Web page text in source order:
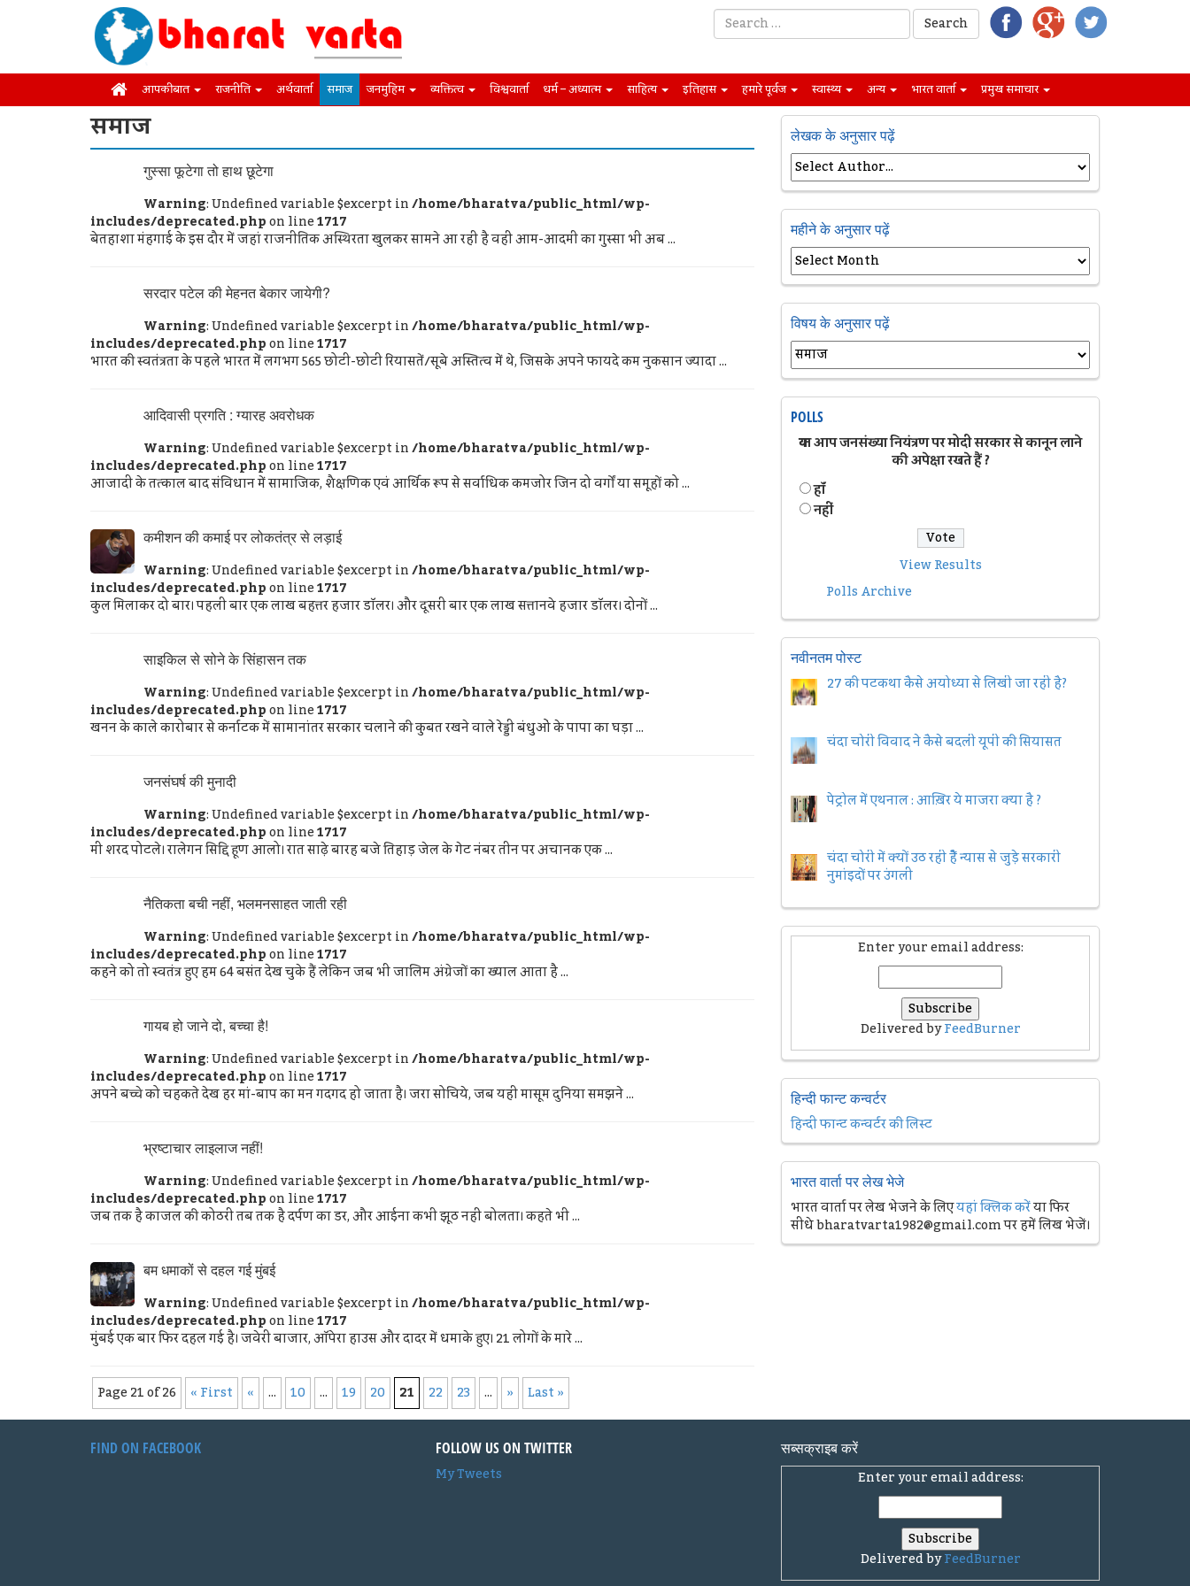
आपकी बात राजनीति अर्थवार्ता समाज जनमुहिम व्यक्तित्व विश्ववार्ता धर्म – अध्यात्म साहित्य इतिहास हमारे पूर्वज स्वास्थ्य अन्य भारत वार्ता प्रमुख समाचार
समाज
गुस्सा फूटेगा तो हाथ छूटेगा
Warning: Undefined variable $excerpt in/home/bharatva/public_html/wp-
includes/deprecated.phpon line1717
बेतहाशा मंहगाई के इस दौर में जहां राजनीतिक अस्थिरता खुलकर सामने आ रही है वहीं आम-आदमी का गुस्सा भी अब ...
सरदार पटेल की मेहनत बेकार जायेगी?
Warning: Undefined variable $excerpt in/home/bharatva/public_html/wp-
includes/deprecated.phpon line1717
भारत की स्वतंत्रता के पहले भारत में लगभग 565 छोटी-छोटी रियासतें/सूबे अस्तित्व में थे, जिसके अपने फायदे कम नुकसान ज्यादा ...
आदिवासी प्रगति : ग्यारह अवरोधक
Warning: Undefined variable $excerpt in/home/bharatva/public_html/wp-
includes/deprecated.phpon line1717
आजादी के तत्काल बाद संविधान में सामाजिक, शैक्षणिक एवं आर्थिक रूप से सर्वाधिक कमजोर जिन दो वर्गों या समूहों को ...
कमीशन की कमाई पर लोकतंत्र से लड़ाई
Warning: Undefined variable $excerpt in/home/bharatva/public_html/wp-
includes/deprecated.phpon line1717
कुल मिलाकर दो बार। पहली बार एक लाख बहत्तर हजार डॉलर। और दूसरी बार एक लाख सत्तानवे हजार डॉलर। दोनों ...
साइकिल से सोने के सिंहासन तक
Warning: Undefined variable $excerpt in/home/bharatva/public_html/wp-
includes/deprecated.phpon line1717
खनन के काले कारोबार से कर्नाटक में सामानांतर सरकार चलाने की कुबत रखने वाले रेड्डी बंधुओं के पापा का घड़ा ...
जनसंघर्ष की मुनादी
Warning: Undefined variable $excerpt in/home/bharatva/public_html/wp-
includes/deprecated.phpon line1717
मी शरद पोटले। रालेगन सिद्दि हूण आलो। रात साढ़े बारह बजे तिहाड़ जेल के गेट नंबर तीन पर अचानक एक ...
नैतिकता बची नहीं, भलमनसाहत जाती रही
Warning: Undefined variable $excerpt in/home/bharatva/public_html/wp-
includes/deprecated.phpon line1717
कहने को तो स्वतंत्र हुए हम 64 बसंत देख चुके हैं लेकिन जब भी जालिम अंग्रेजों का ख्याल आता है ...
गायब हो जाने दो, बच्चा है!
Warning: Undefined variable $excerpt in/home/bharatva/public_html/wp-
includes/deprecated.phpon line1717
अपने बच्चे को चहकते देख हर मां-बाप का मन गदगद हो जाता है। जरा सोचिये, जब यही मासूम दुनिया समझने ...
भ्रष्टाचार लाइलाज नहीं!
Warning: Undefined variable $excerpt in/home/bharatva/public_html/wp-
includes/deprecated.phpon line1717
जब तक है काजल की कोठरी तब तक है दर्पण का डर, और आईना कभी झूठ नहीं बोलता। कहते भी ...
बम धमाकों से दहल गई मुंबई
Warning: Undefined variable $excerpt in/home/bharatva/public_html/wp-
includes/deprecated.phpon line1717
मुंबई एक बार फिर दहल गई है। जवेरी बाजार, ऑपेरा हाउस और दादर में धमाके हुए। 21 लोगों के मारे ...
Page 21 of 26 « First « ... 10 ... 19 20 21 22 23 ... » Last »
लेखक के अनुसार पढ़ें
महीने के अनुसार पढ़ें
विषय के अनुसार पढ़ें
POLLS
क्या आप जनसंख्या नियंत्रण पर मोदी सरकार से कानून लाने
की अपेक्षा रखते हैं ?
हॉं
नहीं
View Results
Polls Archive
नवीनतम पोस्ट
27 की पटकथा कैसे अयोध्या से लिखी जा रही है?
चंदा चोरी विवाद ने कैसे बदली यूपी की सियासत
पेट्रोल में एथनाल : आख़िर ये माजरा क्या है ?
चंदा चोरी में क्यों उठ रही हैैं न्यास से जुड़े सरकारी
नुमांइदों पर उंगली
Enter your email address:
Delivered byFeedBurner
हिन्दी फान्ट कन्वर्टर
हिन्दी फान्ट कन्वर्टर की लिस्ट
भारत वार्ता पर लेख भेजे
भारत वार्ता पर लेख भेजने के लिएयहां क्लिक करेंया फिर
सीधे bharatvarta1982@gmail.com पर हमें लिख भेजें।
FIND ON FACEBOOK FOLLOW US ON TWITTER
My Tweets
सब्सक्राइब करें
Enter your email address:
Delivered byFeedBurner